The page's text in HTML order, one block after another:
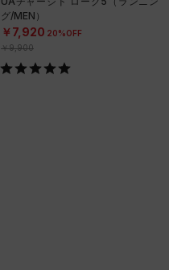
グ/MEN）
￥7,920 20%OFF
￥9,900